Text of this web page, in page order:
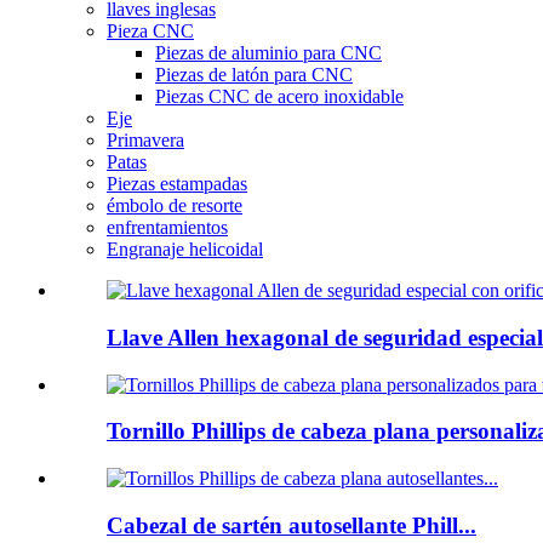
llaves inglesas
Pieza CNC
Piezas de aluminio para CNC
Piezas de latón para CNC
Piezas CNC de acero inoxidable
Eje
Primavera
Patas
Piezas estampadas
émbolo de resorte
enfrentamientos
Engranaje helicoidal
Llave Allen hexagonal de seguridad
Tornillo Phillips de cabeza plana
Cabezal de sartén autosellante Phill...